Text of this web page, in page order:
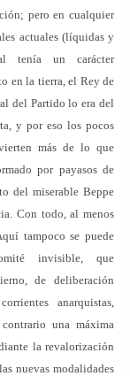
pero en cualquier
actuales (líquidas y
tenía un carácter
en la tierra, el Rey de
del Partido lo era del
y por eso los pocos
más de lo que
por payasos de
del miserable Beppe
Con todo, al menos
tampoco se puede
invisible, que
de deliberación
anarquistas,
una máxima
la revalorización
nuevas modalidades